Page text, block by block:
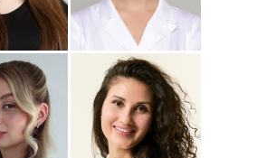
Джумаева
Амина
ортопед
Подробнее
о Наталья
Стоматолог-терапевт